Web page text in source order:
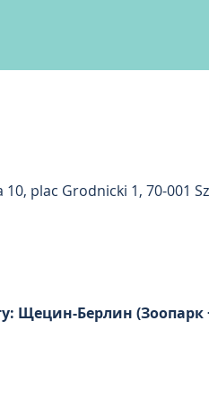
plac Grodnicki 1, 70-001
Щецин-Берлин (Зоопарк